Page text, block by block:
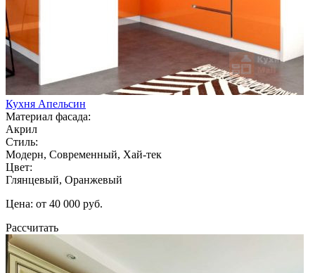
Кухня Апельсин
Материал фасада:
Акрил
Стиль:
Модерн, Современный, Хай-тек
Цвет:
Глянцевый, Оранжевый
Цена: от 40 000 руб.
Рассчитать